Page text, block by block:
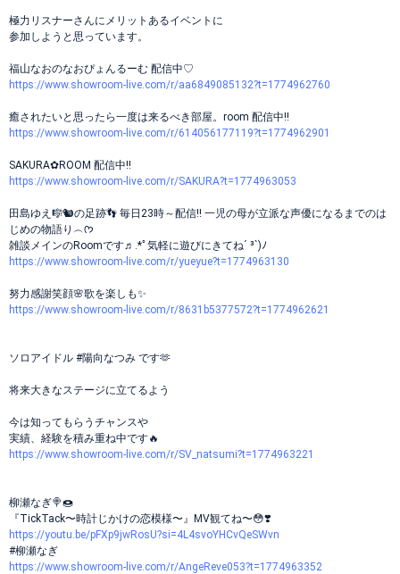
極力リスナーさんにメリットあるイベントに
参加しようと思っています。
福山なおのなおぴょんるーむ 配信中♡
https://www.showroom-live.com/r/aa6849085132?t=1774962760
癒されたいと思ったら一度は来るべき部屋。room 配信中!!
https://www.showroom-live.com/r/614056177119?t=1774962901
SAKURA✿ROOM 配信中!!
https://www.showroom-live.com/r/SAKURA?t=1774963053
田島ゆえ🎼🐿の足跡👣 毎日23時～配信!! 一児の母が立派な声優になるまでのは
じめの物語り︵ᡣ𐭩
雑談メインのRoomです♬.*ﾟ気軽に遊びにきてね´ ³`)ﾉ
https://www.showroom-live.com/r/yueyue?t=1774963130
努力感謝笑顔🌸歌を楽しも✨
https://www.showroom-live.com/r/8631b5377572?t=1774962621
ソロアイドル #陽向なつみ です🫶
将来大きなステージに立てるよう
今は知ってもらうチャンスや
実績、経験を積み重ね中です🔥
https://www.showroom-live.com/r/SV_natsumi?t=1774963221
柳瀬なぎ🍭🍩
『TickTack〜時計じかけの恋模様〜』MV観てね〜😳❣️
https://youtu.be/pFXp9jwRosU?si=4L4svoYHCvQeSWvn
#柳瀬なぎ
https://www.showroom-live.com/r/AngeReve053?t=1774963352